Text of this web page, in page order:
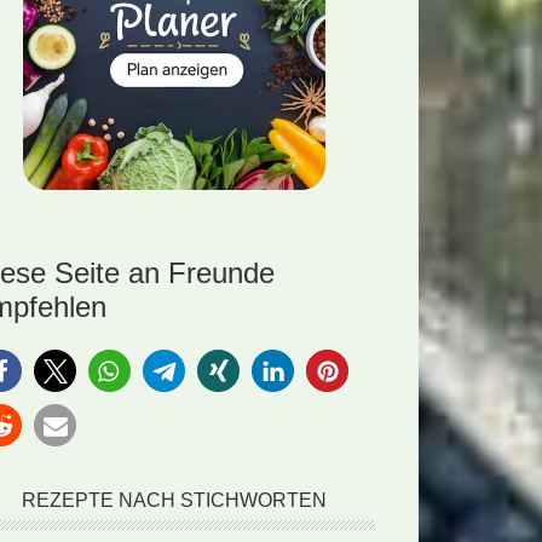
Seite an Freunde
REZEPTE NACH STICHWORTEN